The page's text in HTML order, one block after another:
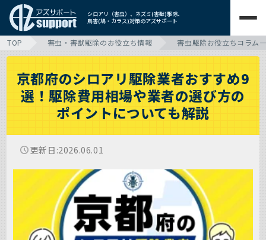
シロアリ（害虫）、ネズミ(害獣)駆除、
鳥害(鳩・カラス)対策のアズサポート
TOP 害虫・害獣駆除のお役立ち情報 害虫駆除お役立ちコラム
京都府のシロアリ駆除業者おすすめ9
選！駆除費用相場や業者の選び方の
ポイントについても解説
更新日 2026.06.01